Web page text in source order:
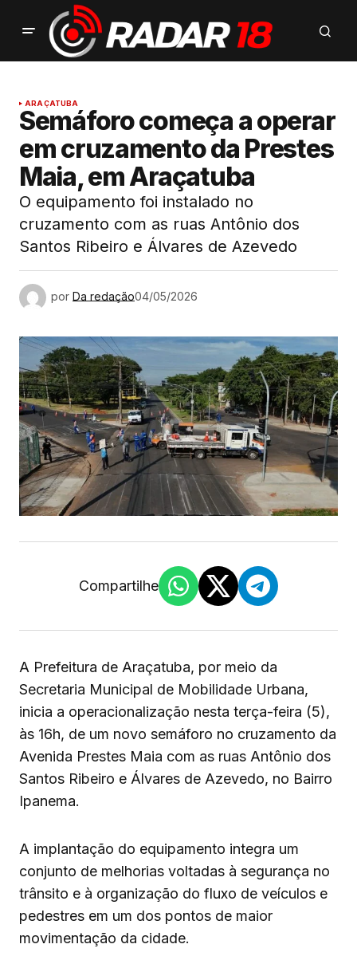
ARAÇATUBA
Semáforo começa a operar
em cruzamento da Prestes
Maia, em Araçatuba
O equipamento foi instalado no
cruzamento com as ruas Antônio dos
Santos Ribeiro e Álvares de Azevedo
por Da redação04/05/2026
Compartilhe
A Prefeitura de Araçatuba, por meio da
Secretaria Municipal de Mobilidade Urbana,
inicia a operacionalização nesta terça-feira (5),
às 16h, de um novo semáforo no cruzamento da
Avenida Prestes Maia com as ruas Antônio dos
Santos Ribeiro e Álvares de Azevedo, no Bairro
Ipanema.
A implantação do equipamento integra um
conjunto de melhorias voltadas à segurança no
trânsito e à organização do fluxo de veículos e
pedestres em um dos pontos de maior
movimentação da cidade.